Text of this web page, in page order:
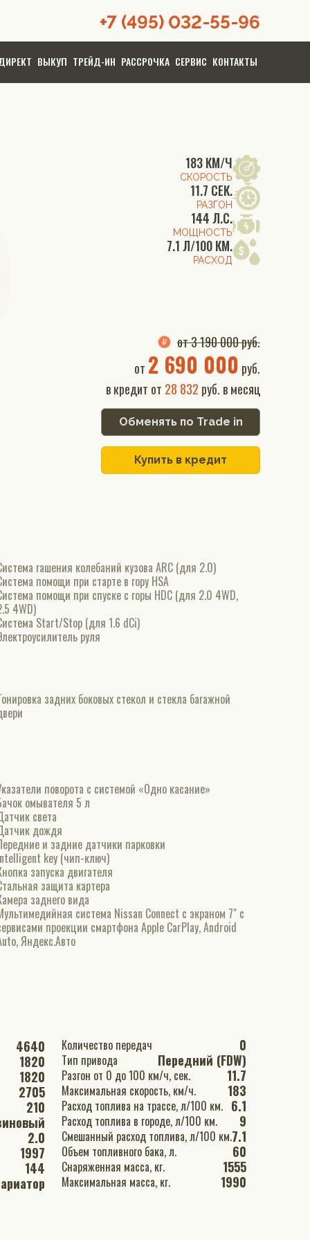
+7 (495) 032-55-96
ВЫКУП ТРЕЙД-ИН РАССРОЧКА СЕРВИС КОНТАКТЫ
183 КМ/Ч
СКОРОСТЬ
11.7 СЕК.
РАЗГОН
144 Л.С.
МОЩНОСТЬ
7.1 Л/100 КМ.
РАСХОД
от 3 190 000 руб.
от 2 690 000 руб.
в кредит от 28 832 руб. в месяц
Обменять по Trade in
Купить в кредит
гашения колебаний кузова ARC (для 2.0)
помощи при старте в гору HSA
помощи при спуске с горы HDC (для 2.0 4WD,
4WD)
Start/Stop (для 1.6 dCi)
руля
задних боковых стекол и стекла багажной
поворота с системой «Одно касание»
омывателя 5 л
света
дождя
и задние датчики парковки
key (чип-ключ)
запуска двигателя
защита картера
заднего вида
система Nissan Connect с экраном 7" с
проекции смартфона Apple CarPlay, Android
Яндекс.Авто
4640
1820
1820
2705
210
2.0
1997
144
Количество передач 0
Тип привода Передний (FDW)
Разгон от 0 до 100 км/ч, сек. 11.7
Максимальная скорость, км/ч. 183
Расход топлива на трассе, л/100 км. 6.1
Расход топлива в городе, л/100 км. 9
Смешанный расход топлива, л/100 км.7.1
Объем топливного бака, л. 60
Снаряженная масса, кг. 1555
Максимальная масса, кг. 1990